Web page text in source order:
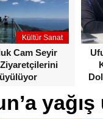
Kültür Sanat
Cam Seyir
Ziyaretçilerini
yağış